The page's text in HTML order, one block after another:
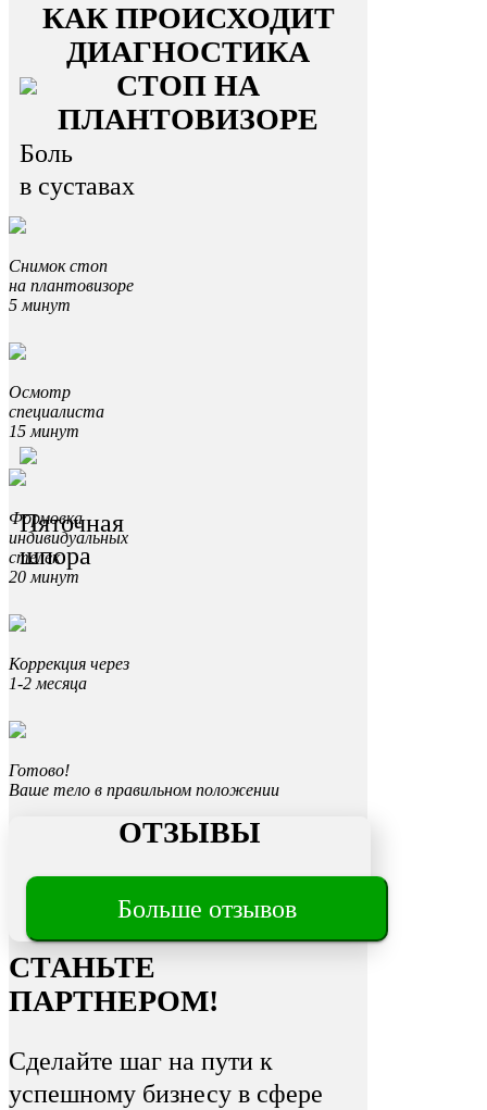
Боль
в суставах
Пяточная
шпора
Трещины
на пятках
КАК ПРОИСХОДИТ
ДИАГНОСТИКА
СТОП НА
ПЛАНТОВИЗОРЕ
Снимок стоп
на плантовизоре
5 минут
Осмотр
специалиста
15 минут
Формовка
индивидуальных
стелек
20 минут
Коррекция через
1-2 месяца
Готово!
Ваше тело в правильном положении
ОТЗЫВЫ
Больше отзывов
СТАНЬТЕ
ПАРТНЕРОМ!
Сделайте шаг на пути к
успешному бизнесу в сфере